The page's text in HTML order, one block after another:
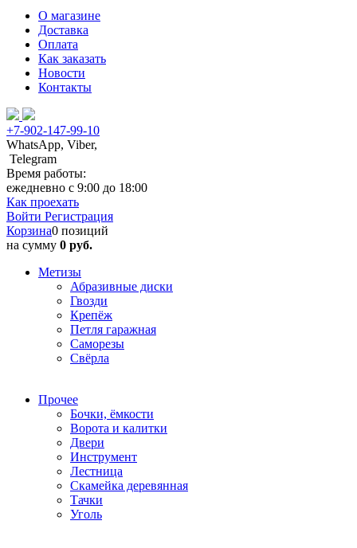
О магазине
Доставка
Оплата
Как заказать
Новости
Контакты
+7-902-147-99-10
WhatsApp, Viber,
Telegram
Время работы:
ежедневно с 9:00 до 18:00
Как проехать
Войти Регистрация
Корзина0 позиций
на сумму 0 руб.
Метизы
Абразивные диски
Гвозди
Крепёж
Петля гаражная
Саморезы
Свёрла
Прочее
Бочки, ёмкости
Ворота и калитки
Двери
Инструмент
Лестница
Скамейка деревянная
Тачки
Уголь